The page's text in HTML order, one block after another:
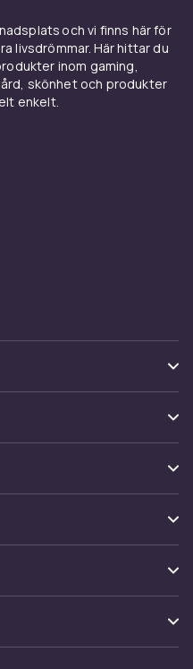
och vi finns här för
livsdrömmar. Här hittar du
inom gaming,
skönhet och produkter
enkelt.